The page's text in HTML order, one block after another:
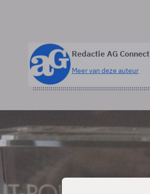
Redactie AG Connect
Meer van deze auteur